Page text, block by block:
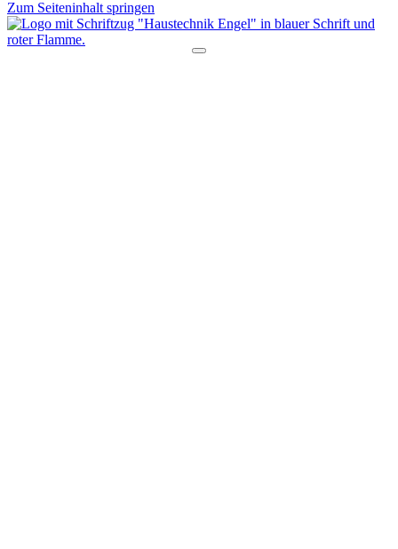
Zum Seiteninhalt springen